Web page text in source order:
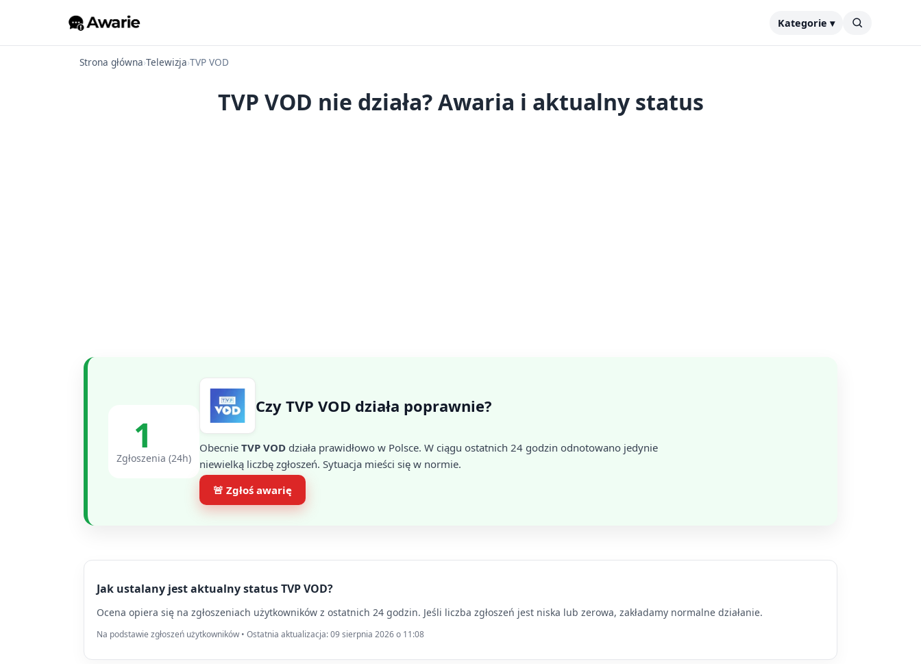
Kategorie ▾
Strona główna›Telewizja›TVP VOD
TVP VOD nie działa? Awaria i aktualny status
1
Zgłoszenia (24h)
Czy TVP VOD działa poprawnie?
Obecnie TVP VOD działa prawidłowo w Polsce. W ciągu ostatnich 24 godzin odnotowano jedynie
niewielką liczbę zgłoszeń. Sytuacja mieści się w normie.
🚨 Zgłoś awarię
Jak ustalany jest aktualny status TVP VOD?
Ocena opiera się na zgłoszeniach użytkowników z ostatnich 24 godzin. Jeśli liczba zgłoszeń jest niska lub zerowa, zakładamy normalne działanie.
Na podstawie zgłoszeń użytkowników • Ostatnia aktualizacja: 09 sierpnia 2026 o 11:08